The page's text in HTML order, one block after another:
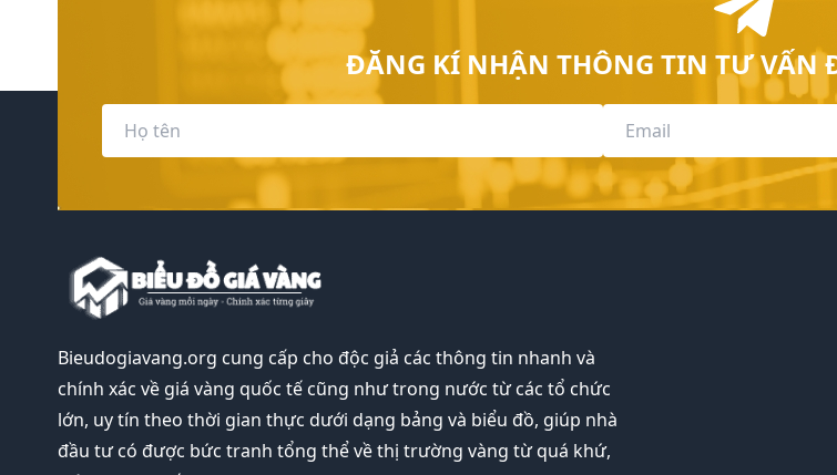
ĐĂNG KÍ NHẬN THÔNG TIN TƯ VẤN
Bieudogiavang.org cung cấp cho độc giả các thông tin nhanh và
chính xác về giá vàng quốc tế cũng như trong nước từ các tổ chức
lớn, uy tín theo thời gian thực dưới dạng bảng và biểu đồ, giúp nhà
đầu tư có được bức tranh tổng thể về thị trường vàng từ quá khứ,